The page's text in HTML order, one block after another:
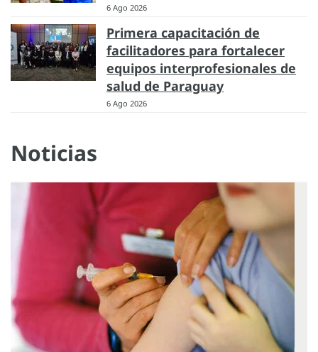
6 Ago 2026
Primera capacitación de
facilitadores para fortalecer
equipos interprofesionales de
salud de Paraguay
6 Ago 2026
Noticias